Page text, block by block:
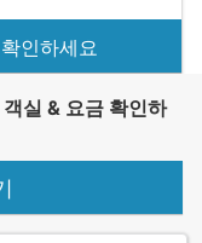
인하세요
실 & 요금 확인하